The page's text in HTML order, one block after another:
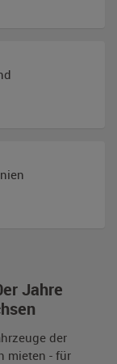
Jahre
der
mieten - für